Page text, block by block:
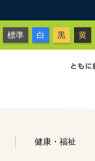
標準 白 黒 黄
健康・福祉